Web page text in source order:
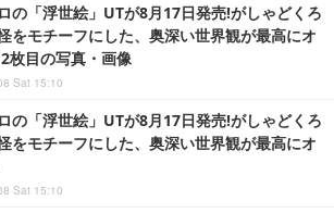
の「浮世絵」UTが8月17日発売!がしゃどくろ
をモチーフにした、奥深い世界観が最高にオ
枚目の写真・画像
Sat 15:10
の「浮世絵」UTが8月17日発売!がしゃどくろ
をモチーフにした、奥深い世界観が最高にオ
Sat 15:10